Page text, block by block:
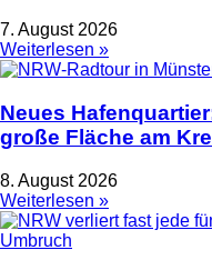
7. August 2026
Weiterlesen »
Neues
große Fläche am
8. August 2026
Weiterlesen »